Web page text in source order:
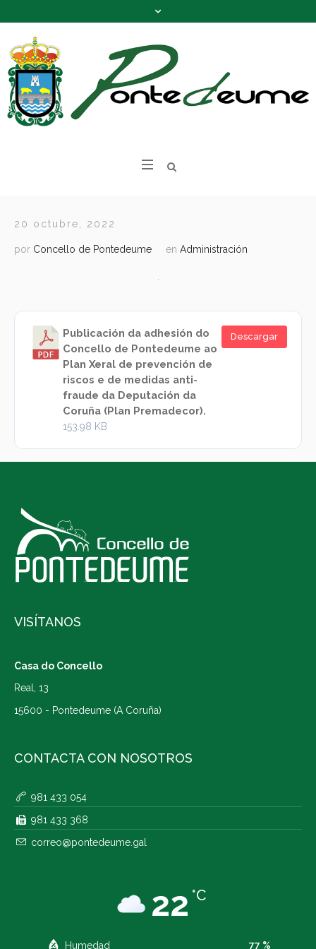
20 octubre, 2022
por Concello de Pontedeume en Administración
Publicación da adhesión do
Concello de Pontedeume ao
Plan Xeral de prevención de
riscos e de medidas anti-
fraude da Deputación da
Coruña (Plan Premadecor).
153.98 KB
Descargar
VISÍTANOS
Casa do Concello
Real, 13
15600 - Pontedeume (A Coruña)
CONTACTA CON NOSOTROS
981 433 054
981 433 368
correo@pontedeume.gal
22 °C
Humedad 77 %